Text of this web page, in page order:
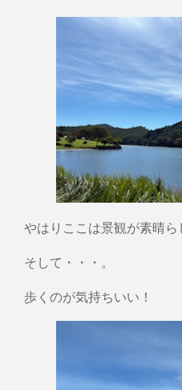
やはりここは景観が素晴ら
そして・・・。
歩くのが気持ちいい！